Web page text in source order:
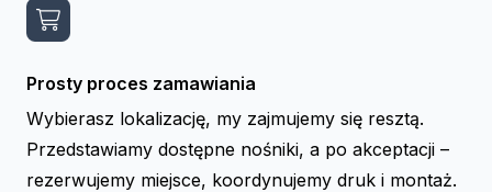
Prosty proces zamawiania
Wybierasz lokalizację, my zajmujemy się resztą.
Przedstawiamy dostępne nośniki, a po akceptacji –
rezerwujemy miejsce, koordynujemy druk i montaż.